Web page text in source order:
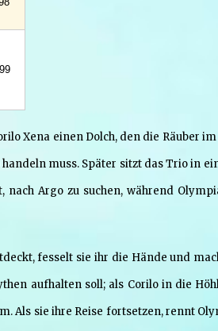
Xena einen Dolch, den die Räuber
handeln muss. Später sitzt das Trio in
nach Argo zu suchen, während
fesselt sie ihr die Hände und
aufhalten soll; als Corilo in die
Als sie ihre Reise fortsetzen, rennt